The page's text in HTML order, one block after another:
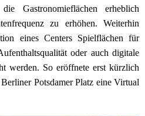
Gastronomieflächen erheblich
zu erhöhen. Weiterhin
eines Centers Spielflächen für
oder auch digitale
werden. So eröffnete erst kürzlich
Potsdamer Platz eine Virtual